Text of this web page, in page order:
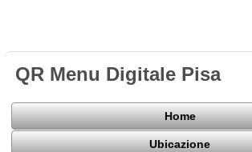
QR Menu Digitale Pisa
Home
Ubicazione